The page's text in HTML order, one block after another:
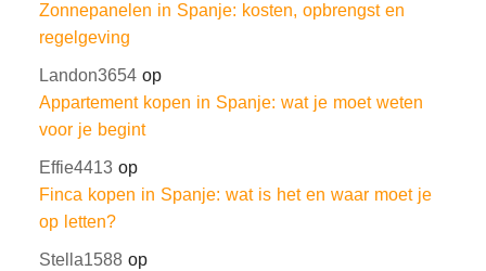
Zonnepanelen in Spanje: kosten, opbrengst en
regelgeving
Landon3654 op
Appartement kopen in Spanje: wat je moet weten
voor je begint
Effie4413 op
Finca kopen in Spanje: wat is het en waar moet je
op letten?
Stella1588 op